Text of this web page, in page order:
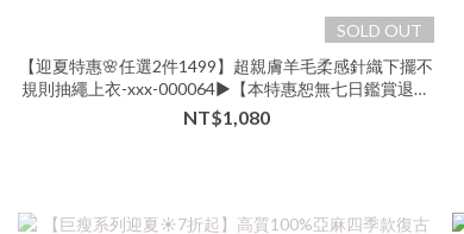
SOLD OUT
【迎夏特惠🌸任選2件1499】超親膚羊毛柔感針織下擺不
規則抽繩上衣-xxx-000064▶【本特惠恕無七日鑑賞退換
🙏可以接受的美女再下單💗】
NT$1,080